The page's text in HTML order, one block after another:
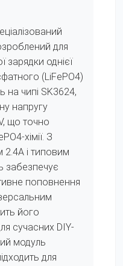
для
зарядки однієї
(LiFePO4)
на чипі SK3624,
напругу
що точно
хімії. З
і типовим
забезпечує
поповнення
його
сучасних DIY-
модуль
для